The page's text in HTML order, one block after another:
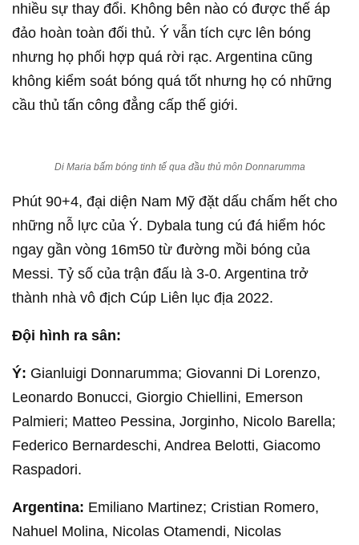
nhiều sự thay đổi. Không bên nào có được thế áp
đảo hoàn toàn đối thủ. Ý vẫn tích cực lên bóng
nhưng họ phối hợp quá rời rạc. Argentina cũng
không kiểm soát bóng quá tốt nhưng họ có những
cầu thủ tấn công đẳng cấp thế giới.
Di Maria bấm bóng tinh tế qua đầu thủ môn Donnarumma
Phút 90+4, đại diện Nam Mỹ đặt dấu chấm hết cho
những nỗ lực của Ý. Dybala tung cú đá hiểm hóc
ngay gần vòng 16m50 từ đường mồi bóng của
Messi. Tỷ số của trận đấu là 3-0. Argentina trở
thành nhà vô địch Cúp Liên lục địa 2022.
Đội hình ra sân:
Ý: Gianluigi Donnarumma; Giovanni Di Lorenzo,
Leonardo Bonucci, Giorgio Chiellini, Emerson
Palmieri; Matteo Pessina, Jorginho, Nicolo Barella;
Federico Bernardeschi, Andrea Belotti, Giacomo
Raspadori.
Argentina: Emiliano Martinez; Cristian Romero,
Nahuel Molina, Nicolas Otamendi, Nicolas